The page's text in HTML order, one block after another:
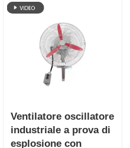
Ventilatore oscillatore
industriale a prova di
esplosione con